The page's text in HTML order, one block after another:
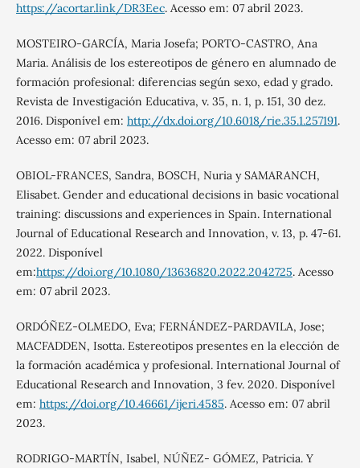
https://acortar.link/DR3Eec. Acesso em: 07 abril 2023.
MOSTEIRO-GARCÍA, Maria Josefa; PORTO-CASTRO, Ana
Maria. Análisis de los estereotipos de género en alumnado de
formación profesional: diferencias según sexo, edad y grado.
Revista de Investigación Educativa, v. 35, n. 1, p. 151, 30 dez.
2016. Disponível em: http://dx.doi.org/10.6018/rie.35.1.257191.
Acesso em: 07 abril 2023.
OBIOL-FRANCES, Sandra, BOSCH, Nuria y SAMARANCH,
Elisabet. Gender and educational decisions in basic vocational
training: discussions and experiences in Spain. International
Journal of Educational Research and Innovation, v. 13, p. 47-61.
2022. Disponível
em:https://doi.org/10.1080/13636820.2022.2042725. Acesso
em: 07 abril 2023.
ORDÓÑEZ-OLMEDO, Eva; FERNÁNDEZ-PARDAVILA, Jose;
MACFADDEN, Isotta. Estereotipos presentes en la elección de
la formación académica y profesional. International Journal of
Educational Research and Innovation, 3 fev. 2020. Disponível
em: https://doi.org/10.46661/ijeri.4585. Acesso em: 07 abril
2023.
RODRIGO-MARTÍN, Isabel, NÚÑEZ- GÓMEZ, Patricia. Y